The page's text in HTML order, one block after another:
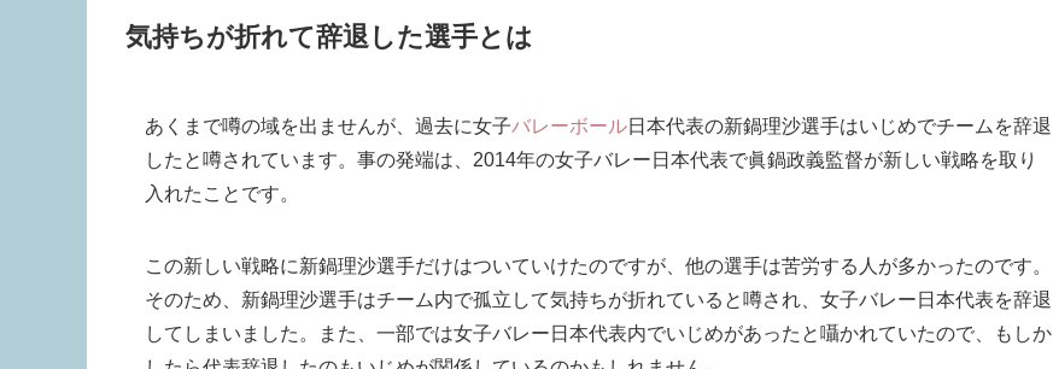
気持ちが折れて辞退した選手とは
あくまで噂の域を出ませんが、過去に女子バレーボール日本代表の新鍋理沙選手はいじめでチームを辞退
したと噂されています。事の発端は、2014年の女子バレー日本代表で眞鍋政義監督が新しい戦略を取り
入れたことです。
この新しい戦略に新鍋理沙選手だけはついていけたのですが、他の選手は苦労する人が多かったのです。
そのため、新鍋理沙選手はチーム内で孤立して気持ちが折れていると噂され、女子バレー日本代表を辞退
してしまいました。また、一部では女子バレー日本代表内でいじめがあったと囁かれていたので、もしか